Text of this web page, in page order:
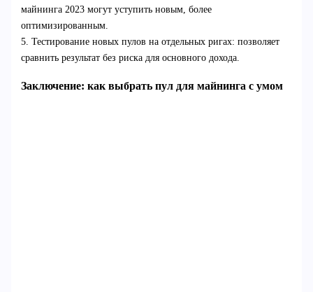
майнинга 2023 могут уступить новым, более
оптимизированным.
5. Тестирование новых пулов на отдельных ригах: позволяет
сравнить результат без риска для основного дохода.
Заключение: как выбрать пул для майнинга с умом